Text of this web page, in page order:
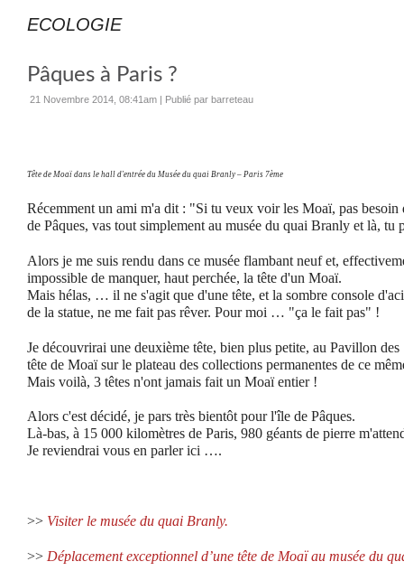
ECOLOGIE
Pâques à Paris ?
21 Novembre 2014, 08:41am | Publié par barreteau
Tête de Moaï dans le hall d'entrée du Musée du quai Branly – Paris 7ème
Récemment un ami m'a dit : "Si tu veux voir les Moaï, pas
de Pâques, vas tout simplement au musée du quai Branly et là,
Alors je me suis rendu dans ce musée flambant neuf et,
impossible de manquer, haut perchée, la tête d'un Moaï.
Mais hélas, … il ne s'agit que d'une tête, et la sombre console
de la statue, ne me fait pas rêver. Pour moi … "ça le fait pas" !
Je découvrirai une deuxième tête, bien plus petite, au Pavillon des
tête de Moaï sur le plateau des collections permanentes de ce
Mais voilà, 3 têtes n'ont jamais fait un Moaï entier !
Alors c'est décidé, je pars très bientôt pour l'île de Pâques.
Là-bas, à 15 000 kilomètres de Paris, 980 géants de pierre
Je reviendrai vous en parler ici ….
>> Visiter le musée du quai Branly.
>> Déplacement exceptionnel d’une tête de Moaï au musée du